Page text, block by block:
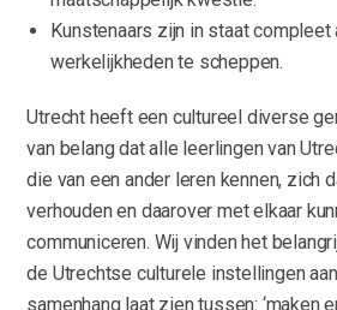
Kunstenaars zijn in staat compleet
werkelijkheden te scheppen.
Utrecht heeft een cultureel diverse
van belang dat alle leerlingen van
die van een ander leren kennen, zich
verhouden en daarover met elkaar
communiceren. Wij vinden het
de Utrechtse culturele instellingen
samenhang laat zien tussen: ‘maken